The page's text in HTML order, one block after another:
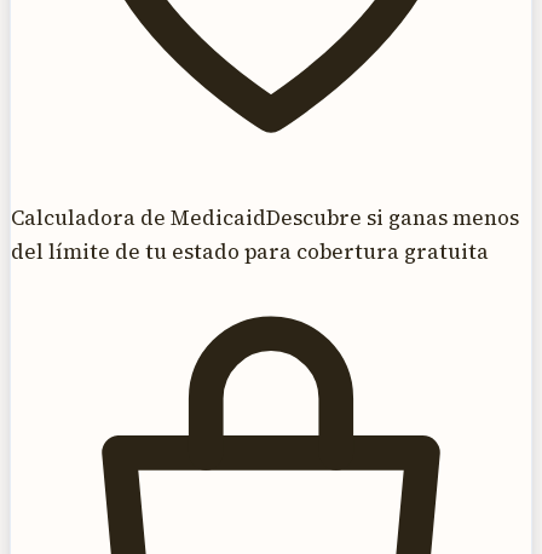
Calculadora de MedicaidDescubre si ganas menos
del límite de tu estado para cobertura gratuita